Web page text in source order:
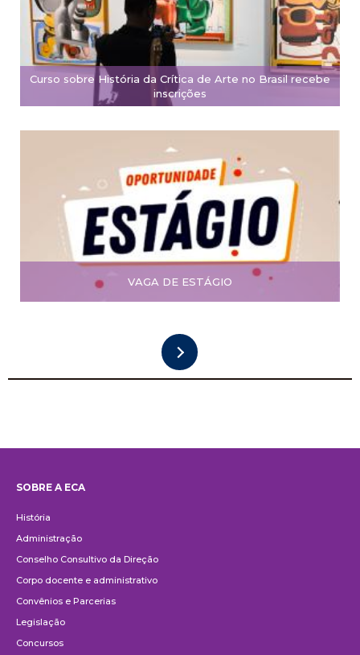
Curso sobre História da Crítica de Arte no Brasil recebe
inscrições
VAGA DE ESTÁGIO
SOBRE A ECA
História
Administração
Conselho Consultivo da Direção
Corpo docente e administrativo
Convênios e Parcerias
Legislação
Concursos